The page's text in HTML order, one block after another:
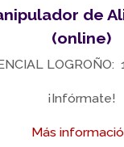
de
(online)
¡Infórmate!
Más